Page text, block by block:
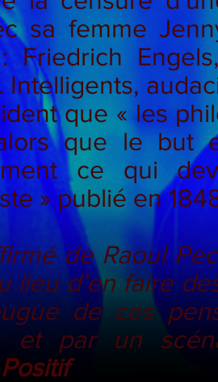
sa femme
Friedrich
Intelligents,
que « les
que le but
ce qui
» publié en
de Raoul
lieu d’en faire
de ces
et par un
Positif